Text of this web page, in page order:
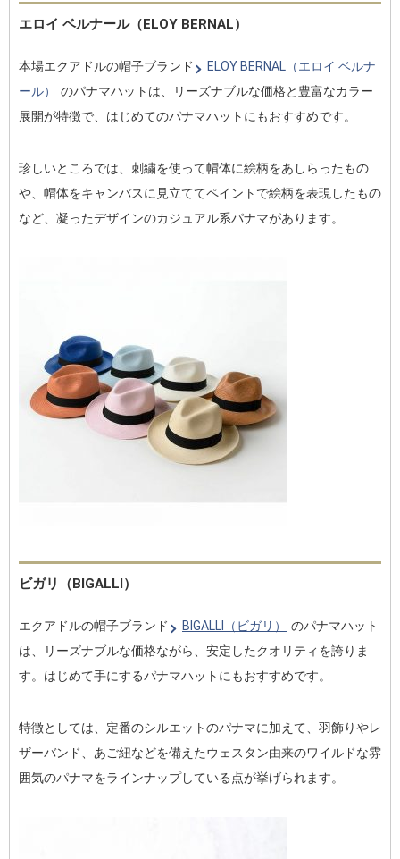
エロイ ベルナール（ELOY BERNAL）
本場エクアドルの帽子ブランド
ELOY BERNAL（エロイ ベルナ
ール）
のパナマハットは、リーズナブルな価格と豊富なカラー
展開が特徴で、はじめてのパナマハットにもおすすめです。
珍しいところでは、刺繍を使って帽体に絵柄をあしらったもの
や、帽体をキャンバスに見立ててペイントで絵柄を表現したもの
など、凝ったデザインのカジュアル系パナマがあります。
ビガリ（BIGALLI）
エクアドルの帽子ブランド BIGALLI（ビガリ）
のパナマハット
は、リーズナブルな価格ながら、安定したクオリティを誇りま
す。はじめて手にするパナマハットにもおすすめです。
特徴としては、定番のシルエットのパナマに加えて、羽飾りやレ
ザーバンド、あご紐などを備えたウェスタン由来のワイルドな雰
囲気のパナマをラインナップしている点が挙げられます。